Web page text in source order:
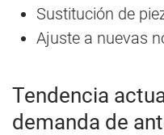
Sustitución de
Ajuste a nuevas
Tendencia
demanda de